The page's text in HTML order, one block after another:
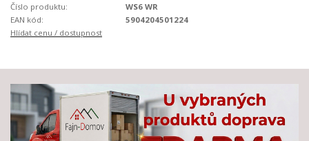
Číslo produktu:
WS6 WR
EAN kód:
5904204501224
Hlídat cenu / dostupnost